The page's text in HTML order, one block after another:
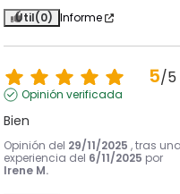
Útil(0) Informe
5/5
Opinión verificada
Bien
Opinión del 29/11/2025 , tras
experiencia del 6/11/2025 por
Irene M.